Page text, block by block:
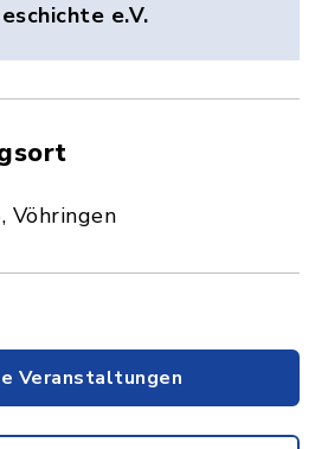
e.V.
Vöhringen
Veranstaltungen